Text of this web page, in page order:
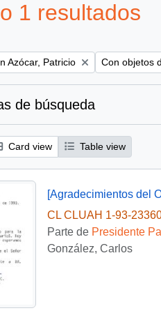
1 resultados
filter:
Azócar, Patricio Remove filter:
Con objetos
de búsqueda
Card view Table view
CL CLUAH 1-93-
Parte de Presidente
González, Carlos